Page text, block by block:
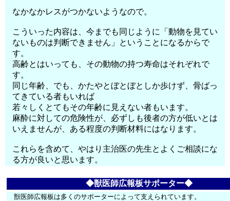
なかなかレスがつかないようなので。
こういった内容は、今までも同じように「動物を見てい
ないものは判断できません」ということになるからで
す。
高齢とはいっても、その動物の持つ寿命はそれぞれで
す。
同じ年齢、でも、かたやとぼとぼとしか歩けず、骨ばっ
てきている者もいれば
若々しくとてもその年齢に見えない者もいます。
麻酔に対しての危険性が、必ずしも後者の方が低いとは
いえませんが、ある程度の判断材料にはなります。
これらを含めて、やはり主治医の先生とよくご相談にな
る方が良いと思います。
◆獣医師広報板サポーター◆
獣医師広報板は多くのサポーターによって支えられています。